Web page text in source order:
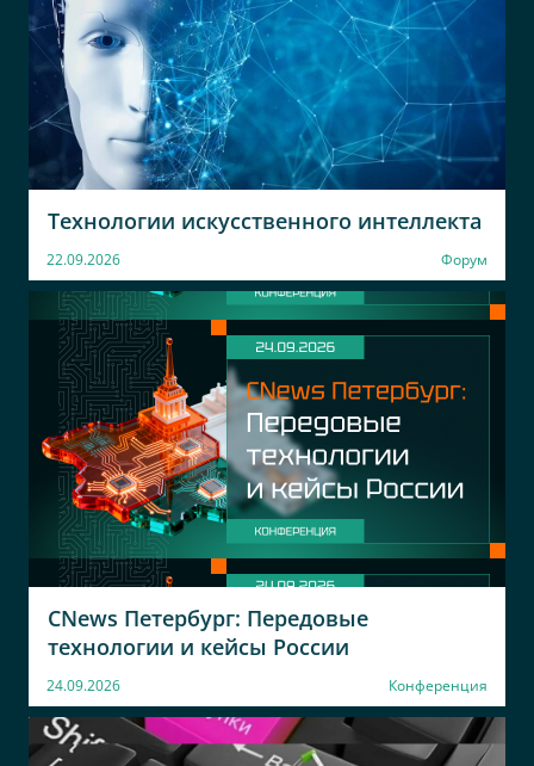
Технологии искусственного интеллекта
22.09.2026 Форум
CNews Петербург: Передовые
технологии и кейсы России
24.09.2026 Конференция